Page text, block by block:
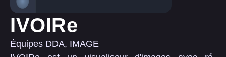
IVOIRe
Équipes DDA, IMAGE